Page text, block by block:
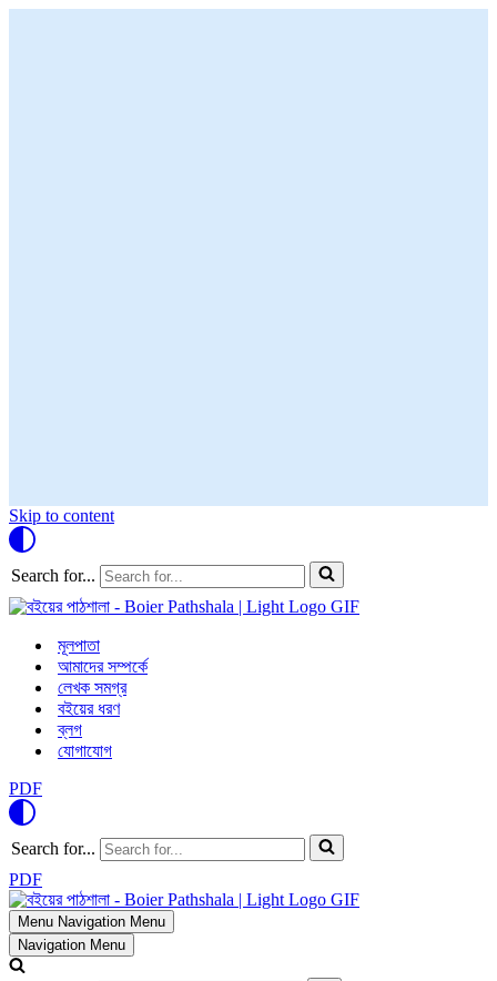
Skip to content
Search for...
মূলপাতা
আমাদের সম্পর্কে
লেখক সমগ্র
বইয়ের ধরণ
ব্লগ
যোগাযোগ
PDF
Search for...
PDF
Menu Navigation Menu
Navigation Menu